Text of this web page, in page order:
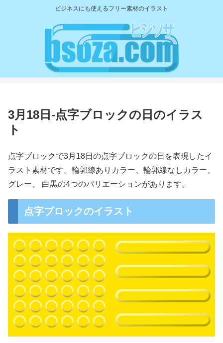
ビジネスにも使えるフリー素材のイラスト
3月18日-点字ブロックの日のイラス
ト
点字ブロックで3月18日の点字ブロックの日を表現したイ
ラスト素材です。輪郭線ありカラー、輪郭線なしカラー、
グレー、 白黒の4つのバリエーションがあります。
点字ブロックのイラスト